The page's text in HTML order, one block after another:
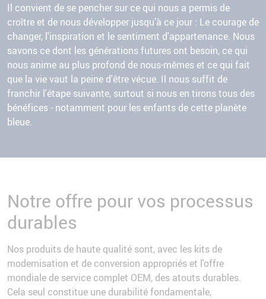
Il convient de se pencher sur ce qui nous a permis de
croître et de nous développer jusqu’à ce jour : Le courage de
changer, l'inspiration et le sentiment d'appartenance. Nous
savons ce dont les générations futures ont besoin, ce qui
nous anime au plus profond de nous-mêmes et ce qui fait
que la vie vaut la peine d'être vécue. Il nous suffit de
franchir l'étape suivante, surtout si nous en tirons tous des
bénéfices - notamment pour les enfants de cette planète
bleue.
Notre offre pour vos processus
durables
Nos produits de haute qualité sont, avec les kits de
modernisation et de conversion appropriés et l'offre
mondiale de service complet OEM, des atouts durables.
Cela seul constitue une durabilité fondamentale,